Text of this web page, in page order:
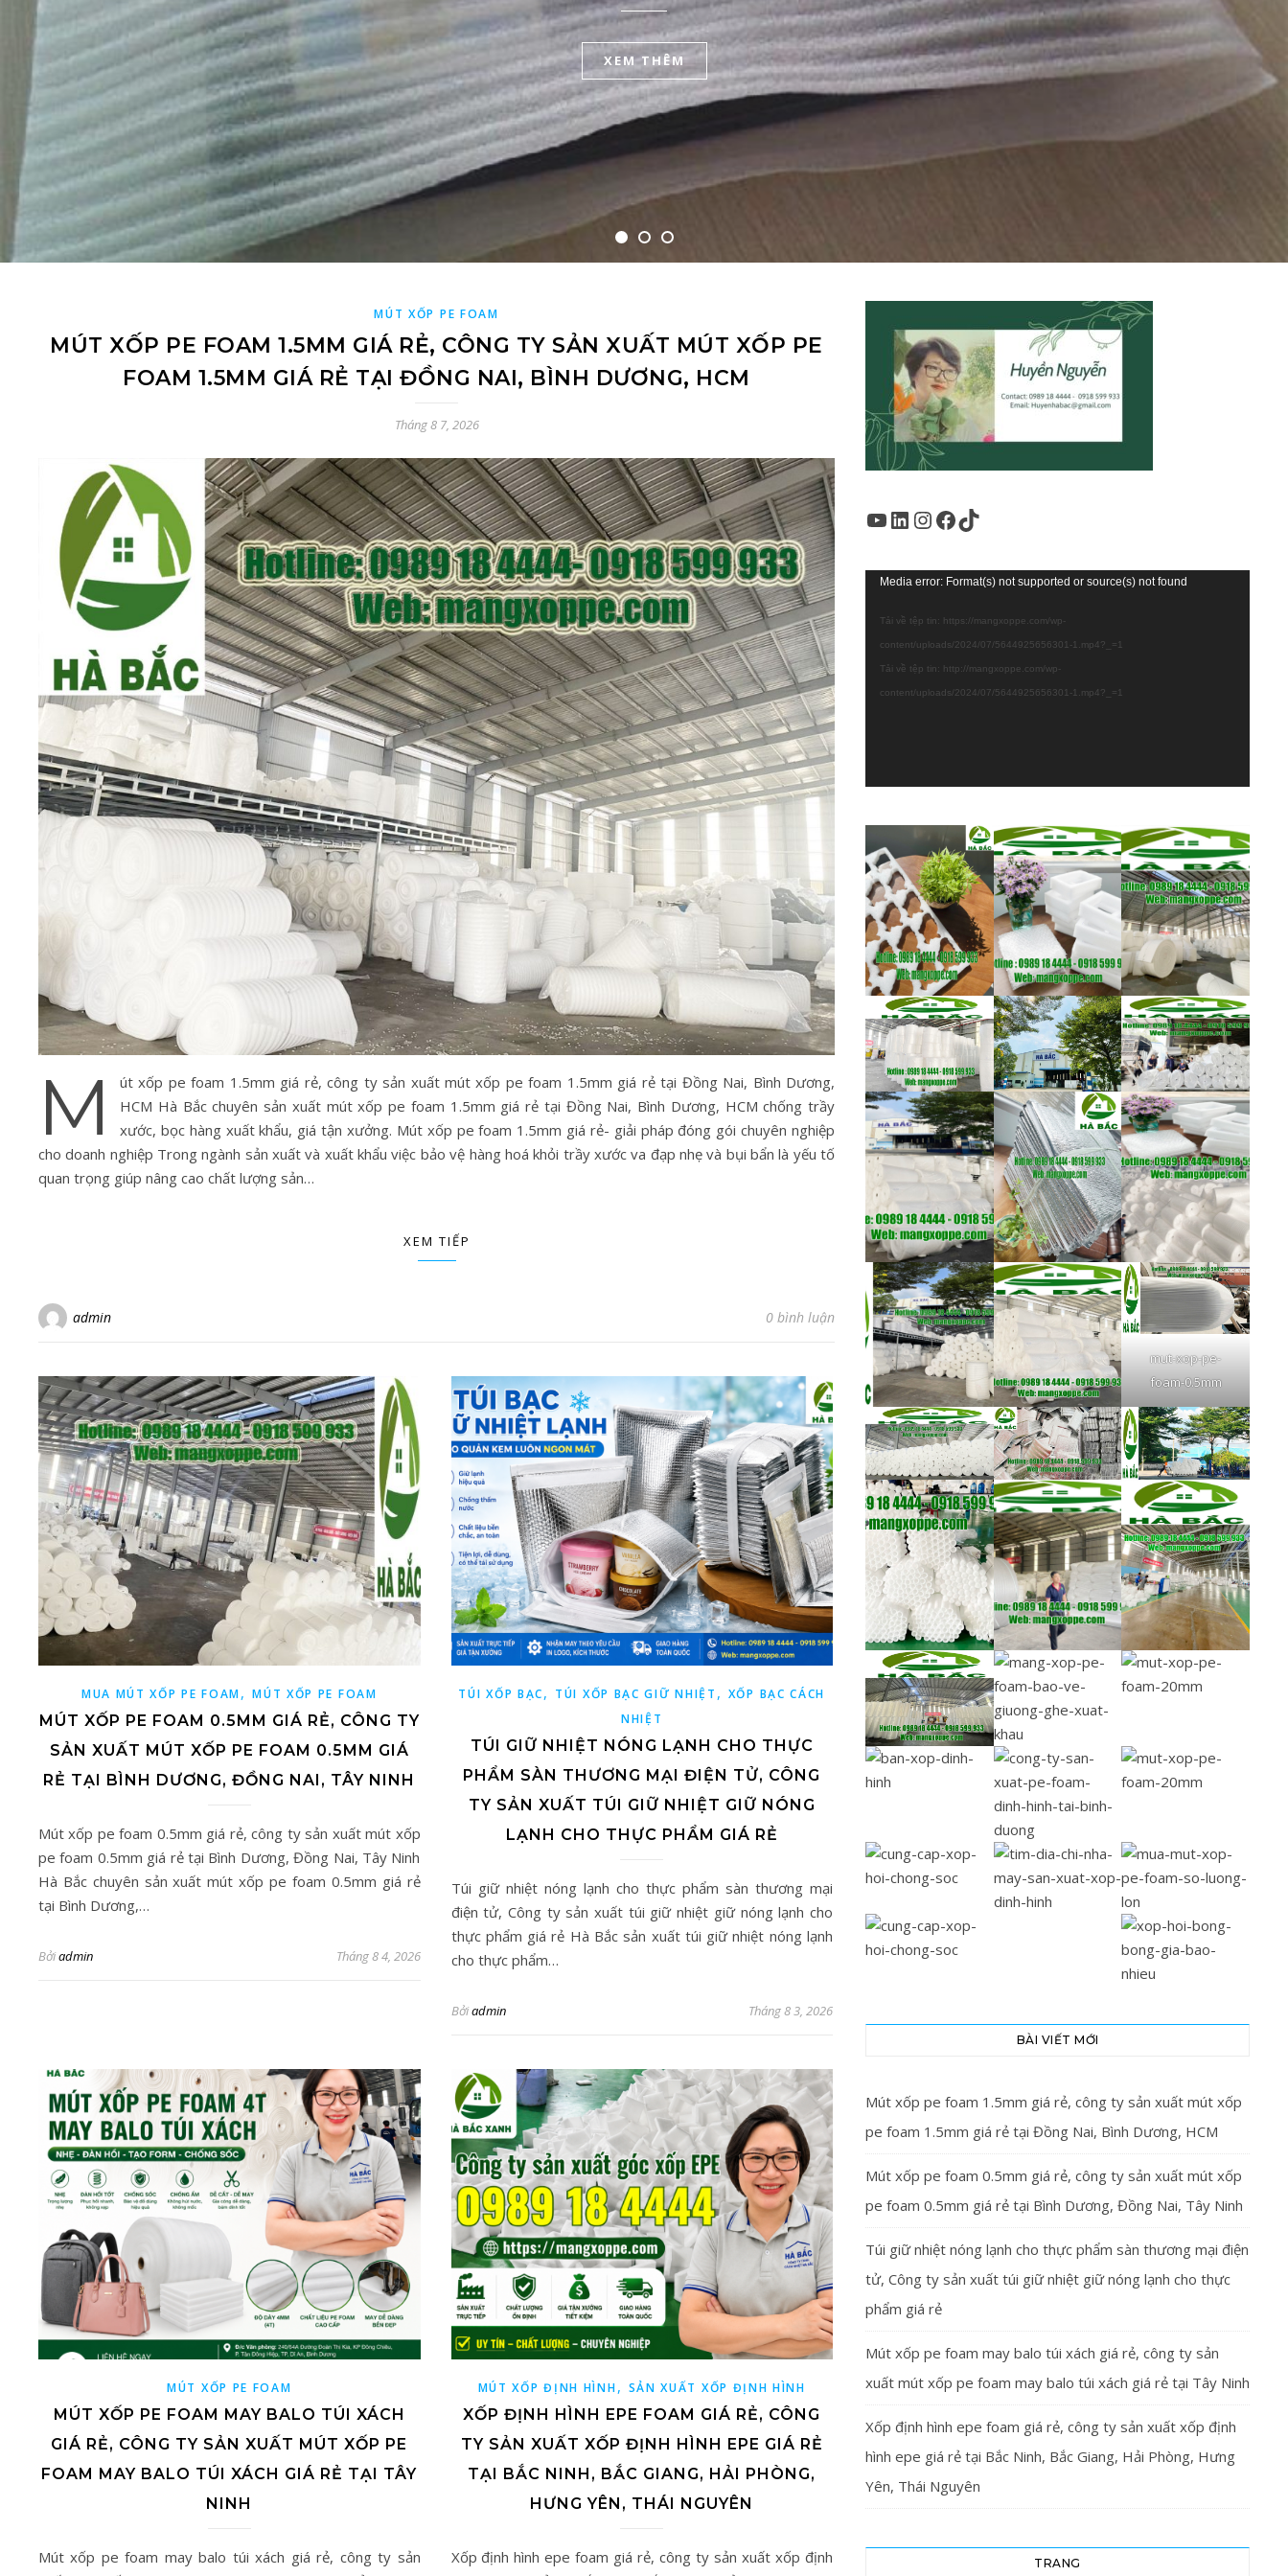
XEM THÊM
XEM THÊM
XEM THÊM
MÚT XỐP PE FOAM
MÚT XỐP PE FOAM 1.5MM GIÁ RẺ, CÔNG TY SẢN XUẤT MÚT XỐP PE
FOAM 1.5MM GIÁ RẺ TẠI ĐỒNG NAI, BÌNH DƯƠNG, HCM
Tháng 8 7, 2026
M
út xốp pe foam 1.5mm giá rẻ, công ty sản xuất mút xốp pe foam 1.5mm giá rẻ tại Đồng Nai, Bình Dương,
HCM Hà Bắc chuyên sản xuất mút xốp pe foam 1.5mm giá rẻ tại Đồng Nai, Bình Dương, HCM chống trầy
xước, bọc hàng xuất khẩu, giá tận xưởng. Mút xốp pe foam 1.5mm giá rẻ- giải pháp đóng gói chuyên nghiệp
cho doanh nghiệp Trong ngành sản xuất và xuất khẩu việc bảo vệ hàng hoá khỏi trầy xước va đạp nhẹ và bụi bẩn là yếu tố
quan trọng giúp nâng cao chất lượng sản…
XEM TIẾP
admin 0 bình luận
MUA MÚT XỐP PE FOAM,MÚT XỐP PE FOAM
MÚT XỐP PE FOAM 0.5MM GIÁ RẺ, CÔNG TY
SẢN XUẤT MÚT XỐP PE FOAM 0.5MM GIÁ
RẺ TẠI BÌNH DƯƠNG, ĐỒNG NAI, TÂY NINH
Mút xốp pe foam 0.5mm giá rẻ, công ty sản xuất mút xốp
pe foam 0.5mm giá rẻ tại Bình Dương, Đồng Nai, Tây Ninh
Hà Bắc chuyên sản xuất mút xốp pe foam 0.5mm giá rẻ
tại Bình Dương,…
Bởiadmin Tháng 8 4, 2026
TÚI XỐP BẠC, TÚI XỐP BẠC GIỮ NHIỆT , XỐP BẠC CÁCH
NHIỆT
TÚI GIỮ NHIỆT NÓNG LẠNH CHO THỰC
PHẨM SÀN THƯƠNG MẠI ĐIỆN TỬ, CÔNG
TY SẢN XUẤT TÚI GIỮ NHIỆT GIỮ NÓNG
LẠNH CHO THỰC PHẨM GIÁ RẺ
Túi giữ nhiệt nóng lạnh cho thực phẩm sàn thương mại
điện tử, Công ty sản xuất túi giữ nhiệt giữ nóng lạnh cho
thực phẩm giá rẻ Hà Bắc sản xuất túi giữ nhiệt nóng lạnh
cho thực phẩm…
Bởiadmin Tháng 8 3, 2026
MÚT XỐP PE FOAM
MÚT XỐP PE FOAM MAY BALO TÚI XÁCH
GIÁ RẺ, CÔNG TY SẢN XUẤT MÚT XỐP PE
FOAM MAY BALO TÚI XÁCH GIÁ RẺ TẠI TÂY
NINH
Mút xốp pe foam may balo túi xách giá rẻ, công ty sản
MÚT XỐP ĐỊNH HÌNH, SẢN XUẤT XỐP ĐỊNH HÌNH
XỐP ĐỊNH HÌNH EPE FOAM GIÁ RẺ, CÔNG
TY SẢN XUẤT XỐP ĐỊNH HÌNH EPE GIÁ RẺ
TẠI BẮC NINH, BẮC GIANG, HẢI PHÒNG,
HƯNG YÊN, THÁI NGUYÊN
Xốp định hình epe foam giá rẻ, công ty sản xuất xốp định
Youtube
LinkedIn
Instagram
Facebook
TikTok
Trình
Video
Media error: Format(s) not supported or source(s) not found
Tải về tệp tin: https://mangxoppe.com/wp-
content/uploads/2024/07/5644925656301-1.mp4?_=1
Tải về tệp tin: http://mangxoppe.com/wp-
content/uploads/2024/07/5644925656301-1.mp4?_=1
mut-xop-pe-
foam-0.5mm
BÀI VIẾT MỚI
Mút xốp pe foam 1.5mm giá rẻ, công ty sản xuất mút xốp
pe foam 1.5mm giá rẻ tại Đồng Nai, Bình Dương, HCM
Mút xốp pe foam 0.5mm giá rẻ, công ty sản xuất mút xốp
pe foam 0.5mm giá rẻ tại Bình Dương, Đồng Nai, Tây Ninh
Túi giữ nhiệt nóng lạnh cho thực phẩm sàn thương mại điện
tử, Công ty sản xuất túi giữ nhiệt giữ nóng lạnh cho thực
phẩm giá rẻ
Mút xốp pe foam may balo túi xách giá rẻ, công ty sản
xuất mút xốp pe foam may balo túi xách giá rẻ tại Tây Ninh
Xốp định hình epe foam giá rẻ, công ty sản xuất xốp định
hình epe giá rẻ tại Bắc Ninh, Bắc Giang, Hải Phòng, Hưng
Yên, Thái Nguyên
TRANG